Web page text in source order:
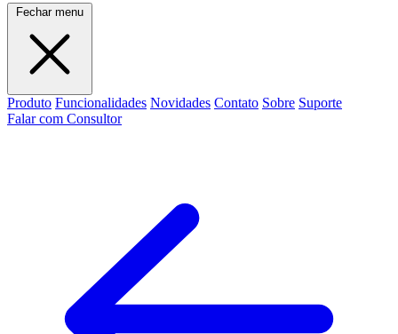
Fechar menu
Produto Funcionalidades Novidades Contato Sobre Suporte
Falar com Consultor